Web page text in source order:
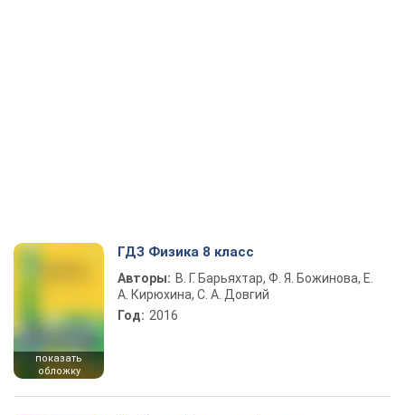
показать
обложку
ГДЗ Физика 8 класс
Авторы: В. Г. Барьяхтар, Ф. Я. Божинова, Е.
А. Кирюхина, С. А. Довгий
Год: 2016